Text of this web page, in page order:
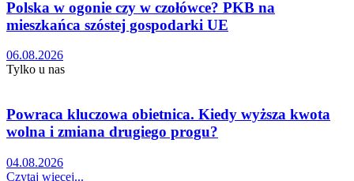
Polska w ogonie czy w czołówce? PKB na
mieszkańca szóstej gospodarki UE
06.08.2026
Tylko u nas
Powraca kluczowa obietnica. Kiedy wyższa kwota
wolna i zmiana drugiego progu?
04.08.2026
Czytaj więcej...